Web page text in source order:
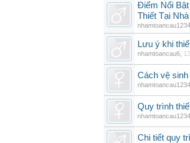
Điểm Nổi
Thiết Tại Nhà
Lưu ý khi
nhamtoancau6
Cách vệ
Quy trình
Chi tiết quy